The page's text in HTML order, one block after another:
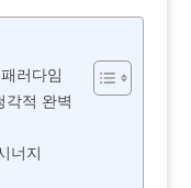
러다임
각적 완벽
너지